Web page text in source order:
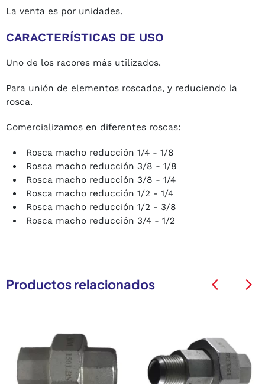
La venta es por unidades.
CARACTERÍSTICAS DE USO
Uno de los racores más utilizados.
Para unión de elementos roscados, y reduciendo la
rosca.
Comercializamos en diferentes roscas:
Rosca macho reducción 1/4 - 1/8
Rosca macho reducción 3/8 - 1/8
Rosca macho reducción 3/8 - 1/4
Rosca macho reducción 1/2 - 1/4
Rosca macho reducción 1/2 - 3/8
Rosca macho reducción 3/4 - 1/2
Productos relacionados arrow_back_ios arrow_back_ios